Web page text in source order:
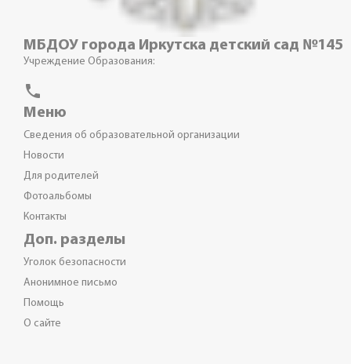
МБДОУ города Иркутска детский сад №145
Учреждение Образования:
phone
Меню
Сведения об образовательной организации
Новости
Для родителей
Фотоальбомы
Контакты
Доп. разделы
Уголок безопасности
Анонимное письмо
Помощь
О сайте